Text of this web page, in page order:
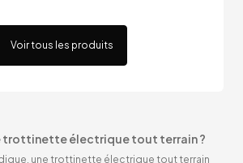
Voir tous les produits
trottinette électrique tout terrain ?
une trottinette électrique tout terrain